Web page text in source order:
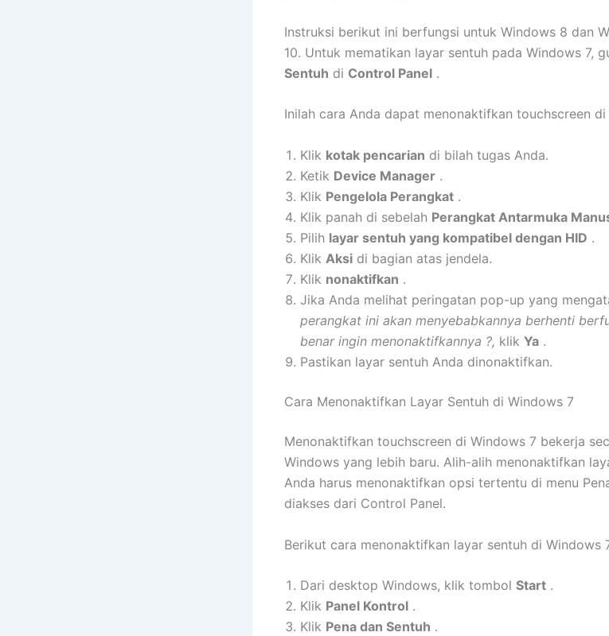
Instruksi berikut ini berfungsi untuk Windows 8 dan
10. Untuk mematikan layar sentuh pada Windows 7,
Sentuh di Control Panel .
Inilah cara Anda dapat menonaktifkan touchscreen di
Klik kotak pencarian di bilah tugas Anda.
Ketik Device Manager .
Klik Pengelola Perangkat .
Klik panah di sebelah Perangkat Antarmuka
Pilih layar sentuh yang kompatibel dengan HID .
Klik Aksi di bagian atas jendela.
Klik nonaktifkan .
Jika Anda melihat peringatan pop-up yang
perangkat ini akan menyebabkannya berhenti
benar ingin menonaktifkannya ?, klik Ya .
Pastikan layar sentuh Anda dinonaktifkan.
Cara Menonaktifkan Layar Sentuh di Windows 7
Menonaktifkan touchscreen di Windows 7 bekerja
Windows yang lebih baru. Alih-alih menonaktifkan
Anda harus menonaktifkan opsi tertentu di menu
diakses dari Control Panel.
Berikut cara menonaktifkan layar sentuh di Windows
Dari desktop Windows, klik tombol Start .
Klik Panel Kontrol .
Klik Pena dan Sentuh .